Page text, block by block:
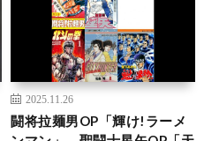
2025.11.26
闘将拉麺男OP「輝け!ラーメ